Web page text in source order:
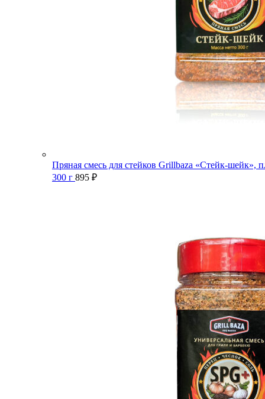
Пряная смесь для стейков Grillbaza «Стейк-шейк»,
300 г 895 ₽